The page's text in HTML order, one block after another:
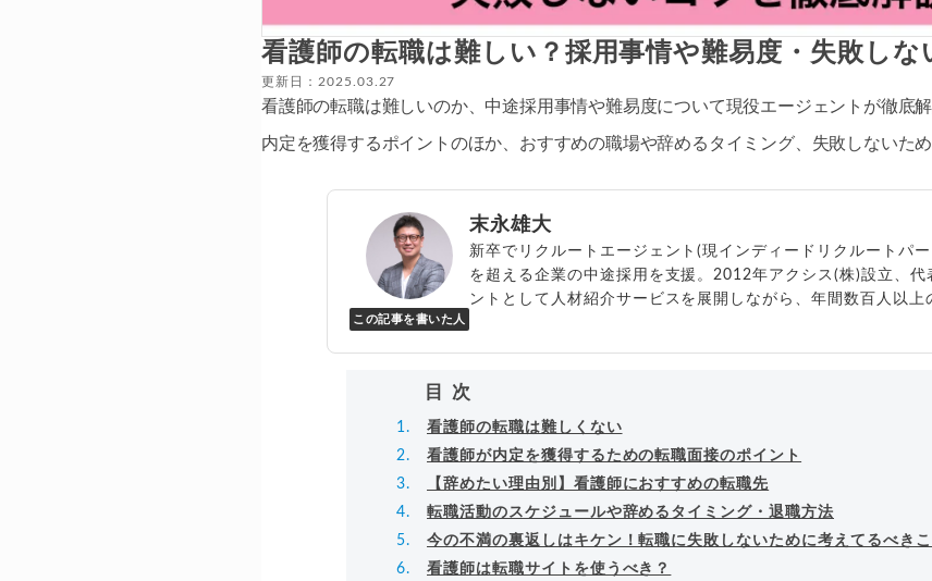
看護師の転職は難しい？採用事情や難易度・失敗しな
更新日：2025.03.27
看護師の転職は難しいのか、中途採用事情や難易度について現役エージェントが徹底解
内定を獲得するポイントのほか、おすすめの職場や辞めるタイミング、失敗しないた
この記事を書いた人
末永雄大
新卒でリクルートエージェント(現インディードリクルートパ
を超える企業の中途採用を支援。2012年アクシス(株)設立、代
ントとして人材紹介サービスを展開しながら、年間数百人以
目次
看護師の転職は難しくない
看護師が内定を獲得するための転職面接のポイント
【辞めたい理由別】看護師におすすめの転職先
転職活動のスケジュールや辞めるタイミング・退職方法
今の不満の裏返しはキケン！転職に失敗しないために考えてるべきこ
看護師は転職サイトを使うべき？